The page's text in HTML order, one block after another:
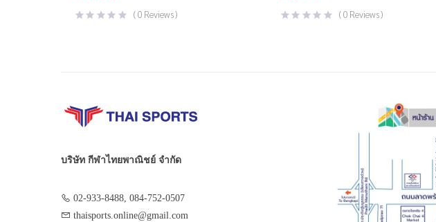
(0 Reviews ) (0 Reviews )
บริษัท กีฬาไทยพาณิชย์ จำกัด
02-933-8488, 084-752-0507
thaisports.online@gmail.com